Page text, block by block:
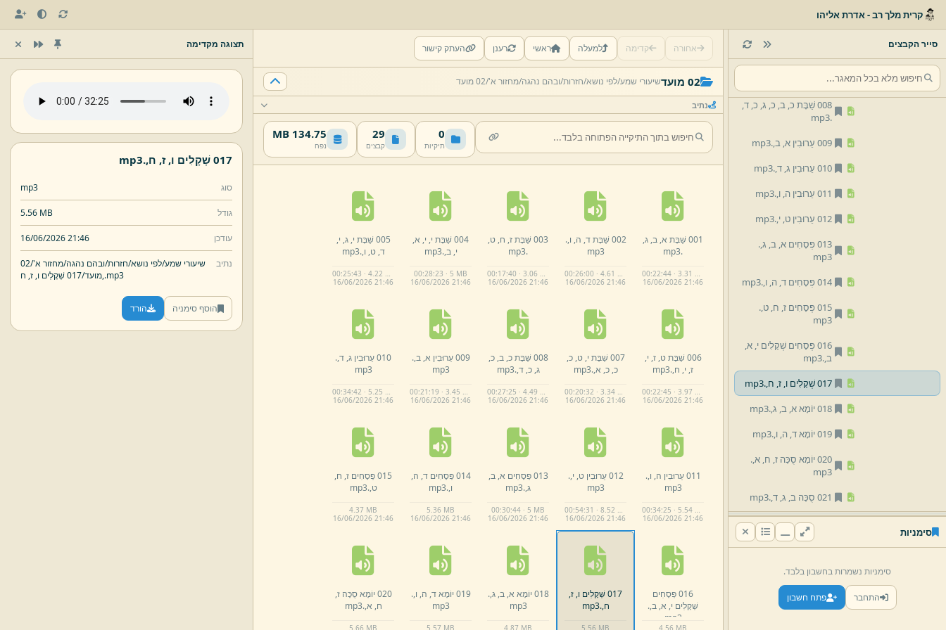
קרית מלך רב - אדרת אליהו
סייר הקבצים
006 שַׁבָּת ט,
ז,י,ז,י,ח,.
007 שַׁבָּת י,
ט,כ,כ,כ,א,.
mp3
008 שַׁבָּת כ,
ב, כ, ג, כ, ד,
.
mp3
009 עֵרוּבִין א,
ב,.
mp3
010 עֵרוּבִין ג,
ד,.
mp3
011 עֵרוּבִין ה,
ו,.
mp3
012 עֵרוּבִין ט,
י,.
mp3
013 פְּסָחִים א,
ב, ג,.
mp3
014 פְּסָחִים ד,
ה, ו,.
mp3
015 פְּסָחִים ז,
ח, ט,.
mp3
016 פְּסָחִים שְׁקָלִים י,
א,
ב,.
mp3
017 שְׁקָלִים ו,
ז, ח,.
mp3
018 יוֹמָא א,
ב, ג,.
mp3
019 יוֹמָא ד,
ה, ו,.
mp3
020 יוֹמָא סֻכָּה ז,
ח, א,.
mp3
021 סֻכָּה ב,
ג, ד,.
mp3
א,ב,.
mp3
024 רֹאשׁ הַשָּׁנָה א,
mp3
סימניות
סימניות נשמרות בחשבון בלבד.
התחבר פתח חשבון
אחורה קדימה למעלה ראשי רענן העתק קישור
02 מועד שיעורי שמע/לפי נושא/חזרות/ובהם נהגה/מחזור א'/02 מועד
נתיב
0
תיקיות
29
קבצים
134.75 MB
נפח
001 שַׁבָּת א, ב, ג,
.
mp3
00:22:44 · 3.31 MB
16/06/2026 21:46
002 שַׁבָּת ד, ה, ו,.
mp3
00:26:00 · 4.61 MB
16/06/2026 21:46
003 שַׁבָּת ז, ח, ט,
.
mp3
00:17:40 · 3.06 MB
16/06/2026 21:46
004 שַׁבָּת י, י, א,
י, ב,.
mp3
00:28:23 · 5 MB
16/06/2026 21:46
005 שַׁבָּת י, ג, י,
ד, ט, ו,.
mp3
00:25:43 · 4.22 MB
16/06/2026 21:46
006 שַׁבָּת ט, ז, י,
ז, י, ח,.
mp3
00:22:45 · 3.97 MB
16/06/2026 21:46
007 שַׁבָּת י, ט, כ,
כ, כ, א,.
mp3
00:20:32 · 3.34 MB
16/06/2026 21:46
008 שַׁבָּת כ, ב, כ,
ג, כ, ד,.
mp3
00:27:25 · 4.49 MB
16/06/2026 21:46
009 עֵרוּבִין א, ב,.
mp3
00:21:19 · 3.45 MB
16/06/2026 21:46
010 עֵרוּבִין ג, ד,.
mp3
00:34:42 · 5.25 MB
16/06/2026 21:46
011 עֵרוּבִין ה, ו,.
mp3
00:34:25 · 5.54 MB
16/06/2026 21:46
012 עֵרוּבִין ט, י,.
mp3
00:54:31 · 8.52 MB
16/06/2026 21:46
013 פְּסָחִים א,
ב,
ג,.
mp3
00:30:44 · 5 MB
16/06/2026 21:46
014 פְּסָחִים ד,
ה,
ו,.
mp3
5.36 MB
16/06/2026 21:46
015 פְּסָחִים ז,
ח,
ט,.
mp3
4.37 MB
16/06/2026 21:46
016 פְּסָחִים
שְׁקָלִים י, א, ב,.
mp3
4. 56 MB
017 שְׁקָלִים ו,
ז,
ח,.
mp3
5. 56 MB
018 יוֹמָא א, ב, ג,.
mp3
4. 87 MB
019 יוֹמָא ד, ה, ו,.
mp3
5. 57 MB
020 יוֹמָא סֻכָּה ז,
ח, א,.
mp3
5. 66 MB
תצוגה מקדימה
017 שְׁקָלִים ו, ז, ח,.
mp3
סוג mp3
גודל 5.56 MB
עודכן 16/06/2026 21:46
נתיב שיעורי שמע/לפי נושא/חזרות/ובהם נהגה/מחזור א'/02
מועד/017 שְׁקָלִים ו, ז, ח,.mp3
הוסף סימניה הורד